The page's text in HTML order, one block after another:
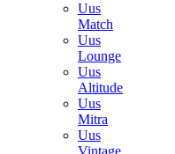
Uus
Match
Uus
Lounge
Uus
Altitude
Uus
Mitra
Uus